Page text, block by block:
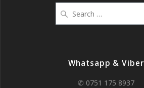
for:
Whatsapp & Viber
✆ 0751 175 8937